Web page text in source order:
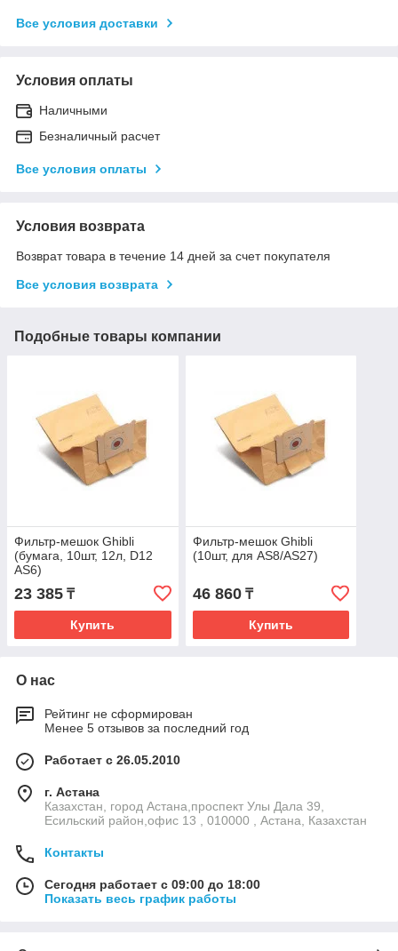
Все условия доставки
Условия оплаты
Наличными
Безналичный расчет
Все условия оплаты
Условия возврата
Возврат товара в течение 14 дней за счет покупателя
Все условия возврата
Подобные товары компании
Фильтр-мешок Ghibli
(бумага, 10шт, 12л, D12
AS6)
23 385 ₸
Купить
Фильтр-мешок Ghibli
(10шт, для AS8/AS27)
46 860₸
Купить
О нас
Рейтинг не сформирован
Менее 5 отзывов за последний год
Работает с 26.05.2010
г. Астана
Казахстан, город Астана,проспект Улы Дала 39,
Есильский район,офис 13 , 010000 , Астана, Казахстан
Контакты
Сегодня работает с 09:00 до 18:00
Показать весь график работы